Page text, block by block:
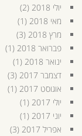
יולי 2018
(2)
מאי 2018
(1)
מרץ 2018
(3)
פברואר 2018
(1)
ינואר 2018
(1)
דצמבר 2017
(3)
אוגוסט 2017
(1)
יולי 2017
(1)
יוני 2017
(1)
אפריל 2017
(3)